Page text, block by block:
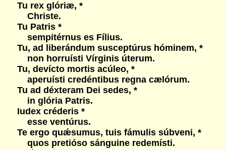
Tu rex glóriæ, *
Christe.
Tu Patris *
sempitérnus es Fílius.
Tu, ad liberándum susceptúrus hóminem, *
non horruísti Vírginis úterum.
Tu, devícto mortis acúleo, *
aperuísti credéntibus regna cælórum.
Tu ad déxteram Dei sedes, *
in glória Patris.
Iudex créderis *
esse ventúrus.
Te ergo quǽsumus, tuis fámulis súbveni, *
quos pretióso sánguine redemísti.